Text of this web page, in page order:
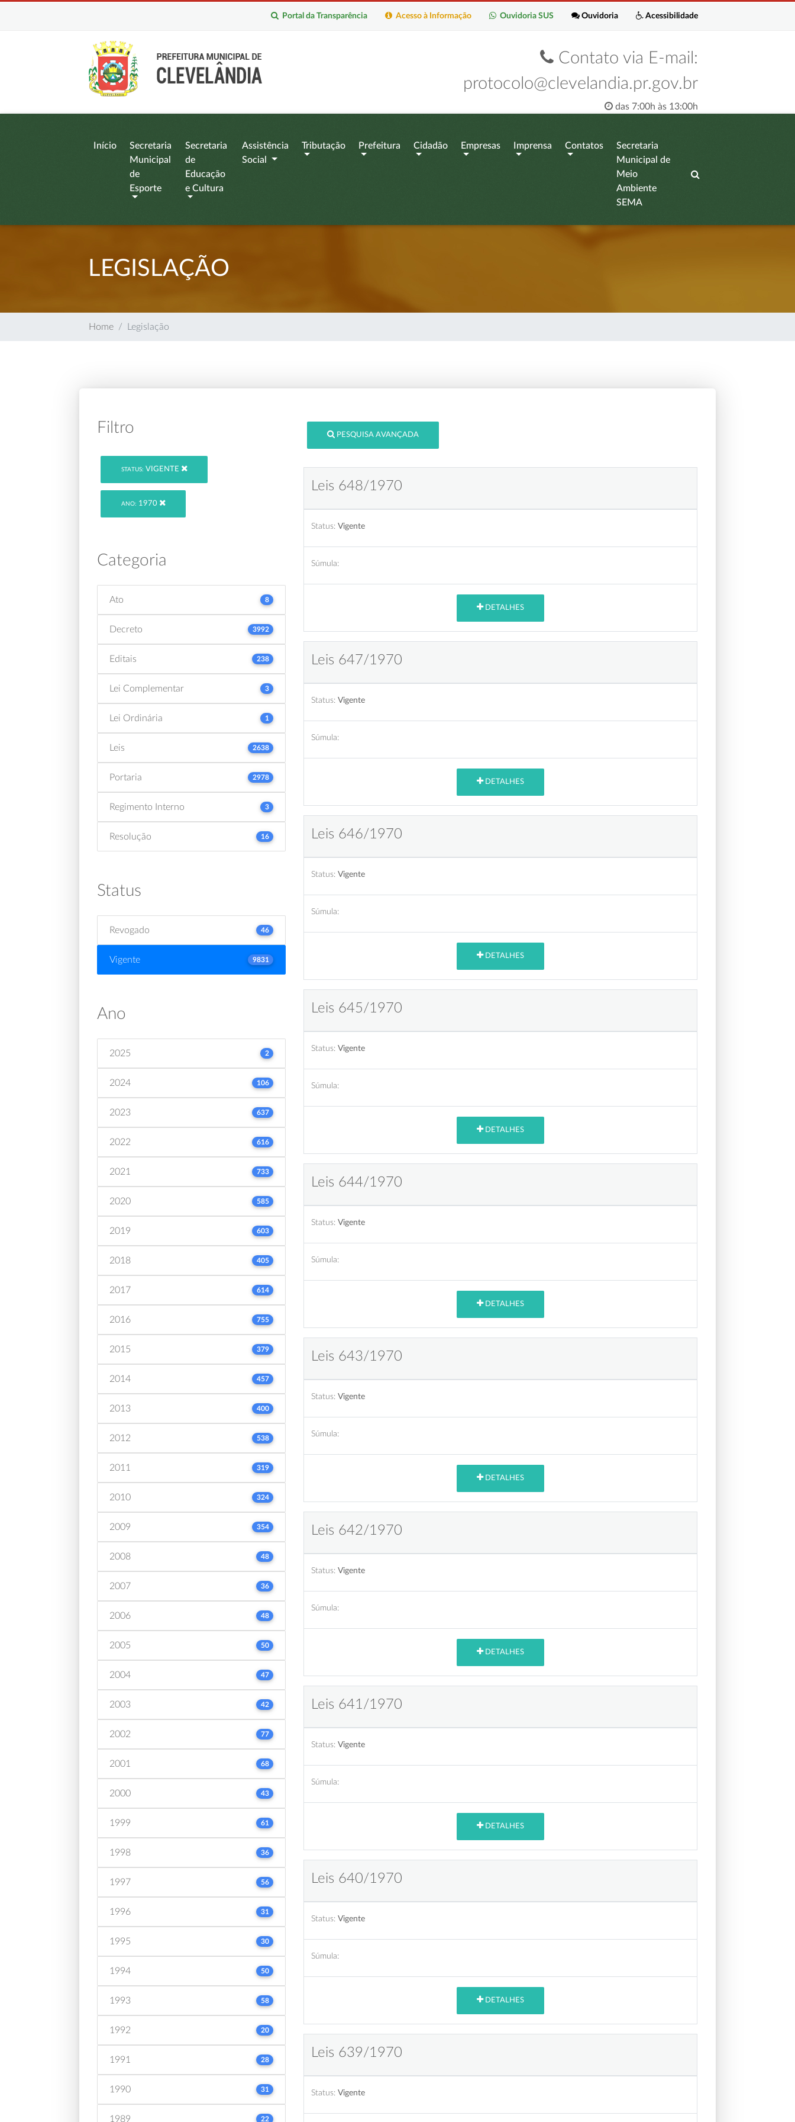
Acessibilidade
Ouvidoria
Ouvidoria SUS
Acesso à Informação
Portal da Transparência
Contato via E-mail:
protocolo@clevelandia.pr.gov.br
das 7:00h às 13:00h
Início
Secretaria
Municipal
de
Esporte
Secretaria
de
Educação
e Cultura
Assistência
Social
Tributação Prefeitura Cidadão Empresas Imprensa Contatos
Secretaria
Municipal de
Meio
Ambiente
SEMA
LEGISLAÇÃO
Home Legislação
Filtro
STATUS: VIGENTE
ANO: 1970
Categoria
Ato 8
Decreto 3992
Editais 238
Lei Complementar 3
Lei Ordinária 1
Leis 2638
Portaria 2978
Regimento Interno 3
Resolução 16
Status
Revogado 46
Vigente 9831
Ano
2025 2
2024 106
2023 637
2022 616
2021 733
2020 585
2019 603
2018 405
2017 614
2016 755
2015 379
2014 457
2013 400
2012 538
2011 319
2010 324
2009 354
2008 48
2007 36
2006 48
2005 50
2004 47
2003 42
2002 77
2001 68
2000 43
1999 61
1998 36
1997 56
1996 31
1995 30
1994 50
1993 58
1992 20
1991 28
1990 31
1989 22
PESQUISA AVANÇADA
Leis 648/1970
Status: Vigente
Súmula:
DETALHES
Leis 647/1970
Status: Vigente
Súmula:
DETALHES
Leis 646/1970
Status: Vigente
Súmula:
DETALHES
Leis 645/1970
Status: Vigente
Súmula:
DETALHES
Leis 644/1970
Status: Vigente
Súmula:
DETALHES
Leis 643/1970
Status: Vigente
Súmula:
DETALHES
Leis 642/1970
Status: Vigente
Súmula:
DETALHES
Leis 641/1970
Status: Vigente
Súmula:
DETALHES
Leis 640/1970
Status: Vigente
Súmula:
DETALHES
Leis 639/1970
Status: Vigente